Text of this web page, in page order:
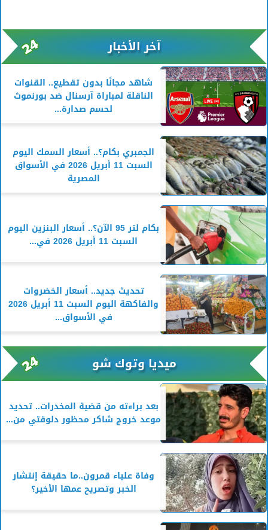
آخر الأخبار
شاهد مجانًا بدون تقطيع.. القنوات
الناقلة لمباراة آرسنال ضد بورنموث
لحسم صدارة...
الجمبري بكام؟.. أسعار السمك اليوم
السبت 11 أبريل 2026 في الأسواق
المصرية
بكام لتر 95 الآن؟.. أسعار البنزين اليوم
السبت 11 أبريل 2026 في...
تحديث جديد.. أسعار الخضروات
والفاكهة اليوم السبت 11 أبريل 2026
في الأسواق...
ميديا وتوك شو
بعد براءته من قضية المخدرات.. تحديد
موعد خروج شاكر محظور دلوقتي من...
وفاة علياء قمرون..ما حقيقة إنتشار
الخبر وتصريح عمها الأخير؟